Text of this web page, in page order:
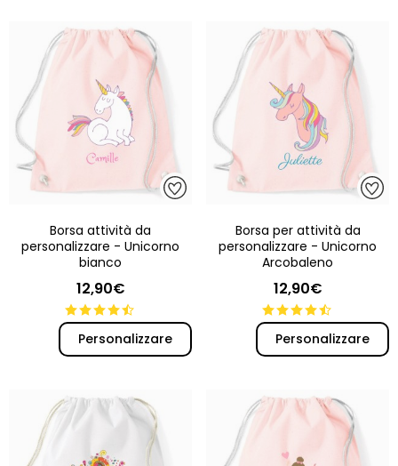
Borsa attività da
personalizzare - Unicorno
bianco
12,90€
Personalizzare
Borsa per attività da
personalizzare - Unicorno
Arcobaleno
12,90€
Personalizzare